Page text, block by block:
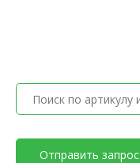
Отправить запрос